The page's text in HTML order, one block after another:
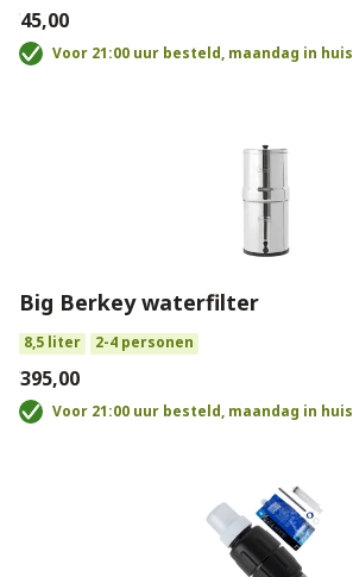
€45,00
Voor 21:00 uur besteld, maandag in huis
Big Berkey waterfilter
8,5 liter 2-4 personen
€395,00
Voor 21:00 uur besteld, maandag in huis